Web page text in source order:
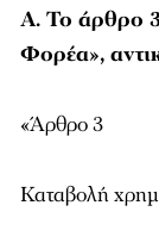
Α. Το άρθρο
Φορέα»,
«Άρθρο 3
Καταβολή